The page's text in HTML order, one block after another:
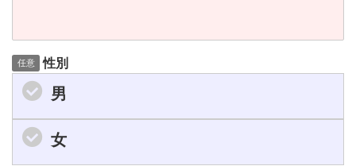
任意 性別
男
女